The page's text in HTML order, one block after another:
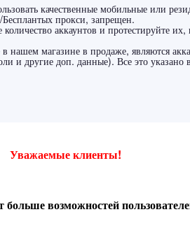
качественные мобильные или
прокси, запрещен.
аккаунтов и протестируйте
нашем магазине в продаже, являются
и другие доп. данные). Все это указано
Уважаемые клиенты!
возможностей